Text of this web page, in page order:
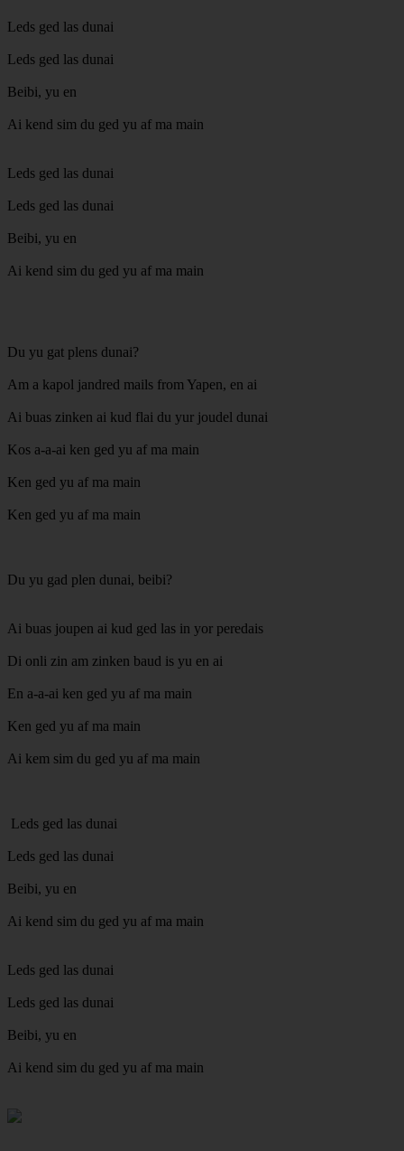
Leds ged las dunai
Leds ged las dunai
Beibi, yu en
Ai kend sim du ged yu af ma main
Leds ged las dunai
Leds ged las dunai
Beibi, yu en
Ai kend sim du ged yu af ma main
Du yu gat plens dunai?
Am a kapol jandred mails from Yapen, en ai
Ai buas zinken ai kud flai du yur joudel dunai
Kos a-a-ai ken ged yu af ma main
Ken ged yu af ma main
Ken ged yu af ma main
Du yu gad plen dunai, beibi?
Ai buas joupen ai kud ged las in yor peredais
Di onli zin am zinken baud is yu en ai
En a-a-ai ken ged yu af ma main
Ken ged yu af ma main
Ai kem sim du ged yu af ma main
Leds ged las dunai
Leds ged las dunai
Beibi, yu en
Ai kend sim du ged yu af ma main
Leds ged las dunai
Leds ged las dunai
Beibi, yu en
Ai kend sim du ged yu af ma main